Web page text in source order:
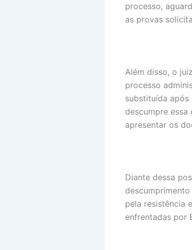
processo,
as provas
Além disso, o
processo
substituída após
descumpre
apresentar os
Diante dessa
pela resistência
enfrentadas por